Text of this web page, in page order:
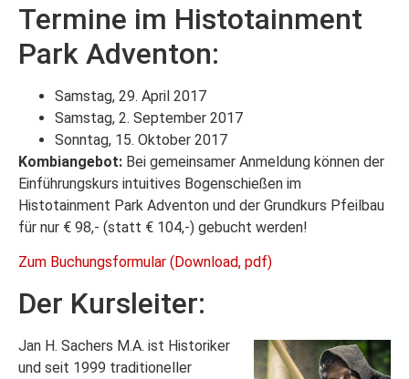
Termine im Histotainment
Park Adventon:
Samstag, 29. April 2017
Samstag, 2. September 2017
Sonntag, 15. Oktober 2017
Kombiangebot: Bei gemeinsamer Anmeldung können der
Einführungskurs intuitives Bogenschießen im
Histotainment Park Adventon und der Grundkurs Pfeilbau
für nur € 98,- (statt € 104,-) gebucht werden!
Zum Buchungsformular (Download, pdf)
Der Kursleiter:
Jan H. Sachers M.A. ist Historiker
und seit 1999 traditioneller